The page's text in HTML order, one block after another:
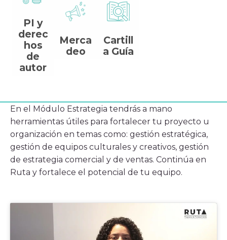
Histórico
Sala de prensa
Noticias
Ventana, el blog de CoCrea
PI y
derec
hos
de
autor
Merca
deo
Cartill
a Guía
En el Módulo Estrategia tendrás a mano
herramientas útiles para fortalecer tu proyecto u
organización en temas como: gestión estratégica,
gestión de equipos culturales y creativos, gestión
de estrategia comercial y de ventas. Continúa en
Ruta y fortalece el potencial de tu equipo.